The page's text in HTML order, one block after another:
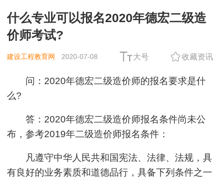
什么专业可以报名2020年德宏二级造
价师考试?
建设工程教育网 2020-07-08 大号 收藏资讯
问：2020年德宏二级造价师的报名要求是什
么?
答：2020年德宏二级造价师报名条件尚未公
布，参考2019年二级造价师报名条件：
凡遵守中华人民共和国宪法、法律、法规，具
有良好的业务素质和道德品行，具备下列条件之一